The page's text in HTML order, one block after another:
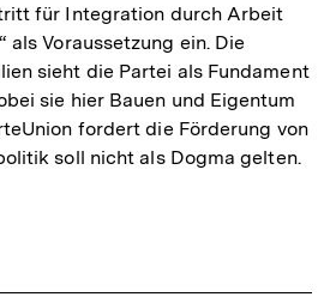
für Integration durch Arbeit
als Voraussetzung ein. Die
sieht die Partei als Fundament
sie hier Bauen und Eigentum
fordert die Förderung von
soll nicht als Dogma gelten.